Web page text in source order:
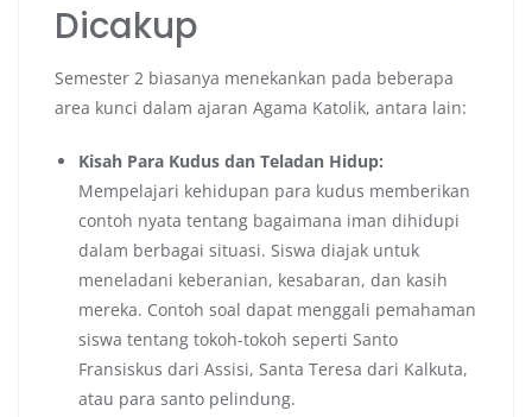
Dicakup
Semester 2 biasanya menekankan pada beberapa
area kunci dalam ajaran Agama Katolik, antara lain:
Kisah Para Kudus dan Teladan Hidup:
Mempelajari kehidupan para kudus memberikan
contoh nyata tentang bagaimana iman dihidupi
dalam berbagai situasi. Siswa diajak untuk
meneladani keberanian, kesabaran, dan kasih
mereka. Contoh soal dapat menggali pemahaman
siswa tentang tokoh-tokoh seperti Santo
Fransiskus dari Assisi, Santa Teresa dari Kalkuta,
atau para santo pelindung.